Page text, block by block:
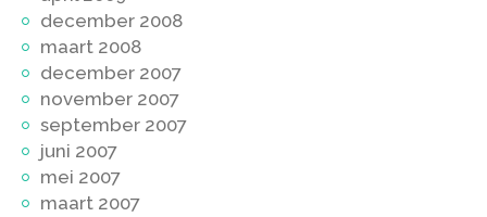
december 2008
maart 2008
december 2007
november 2007
september 2007
juni 2007
mei 2007
maart 2007